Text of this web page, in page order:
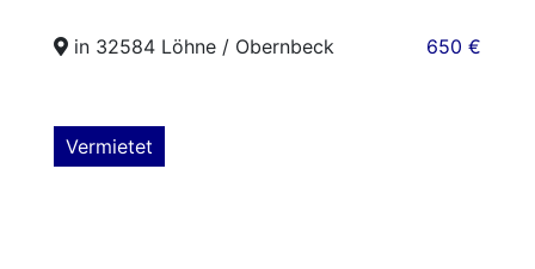
in 32584 Löhne / Obernbeck 650 €
Vermietet